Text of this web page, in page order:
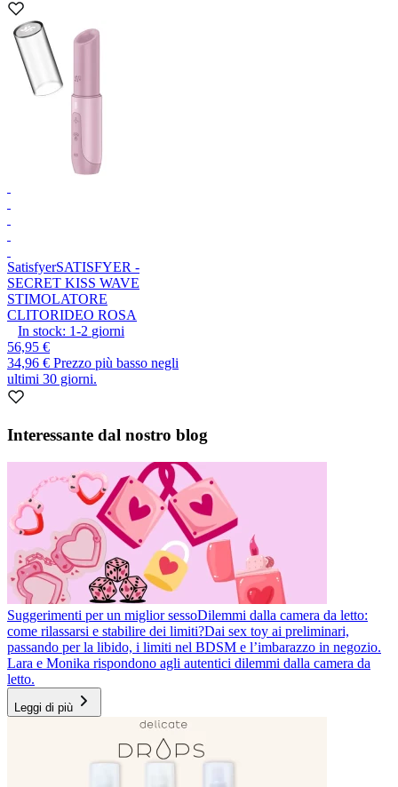
SatisfyerSATISFYER -
SECRET KISS WAVE
STIMOLATORE
CLITORIDEO ROSA
In stock: 1-2 giorni
56,95 €
34,96 € Prezzo più basso negli
ultimi 30 giorni.
Interessante dal nostro blog
Suggerimenti per un miglior sessoDilemmi dalla camera da letto:
come rilassarsi e stabilire dei limiti?Dai sex toy ai preliminari,
passando per la libido, i limiti nel BDSM e l’imbarazzo in negozio.
Lara e Monika rispondono agli autentici dilemmi dalla camera da
letto.
Leggi di più